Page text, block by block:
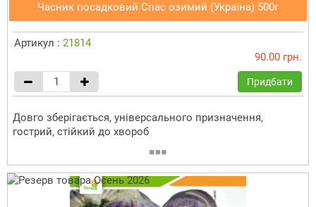
Часник посадковий Спас озимий (Україна) 500г
Артикул : 21814
90.00 грн.
Придбати
Довго зберігається, універсального призначення,
гострий, стійкий до хвороб